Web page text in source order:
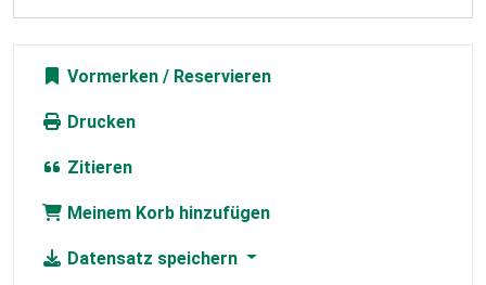
Vormerken
Drucken
Zitieren
Meinem Korb hinzufügen
Datensatz speichern